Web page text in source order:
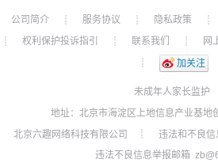
公司简介 ┊ 服务协议 ┊ 隐私政策 ┊
┊
权利保护投诉指引 ┊ 联系我们 ┊ 网
┊
加关注
未成年人家长监护
地址：北京市海淀区上地信息产业基地
北京六趣网络科技有限公司
┊ 违法和不良
违法不良信息举报邮箱